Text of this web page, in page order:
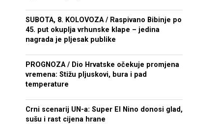
SUBOTA, 8. KOLOVOZA / Raspivano Bibinje po
45. put okuplja vrhunske klape – jedina
nagrada je pljesak publike
PROGNOZA / Dio Hrvatske očekuje promjena
vremena: Stižu pljuskovi, bura i pad
temperature
Crni scenarij UN-a: Super El Nino donosi glad,
sušu i rast cijena hrane